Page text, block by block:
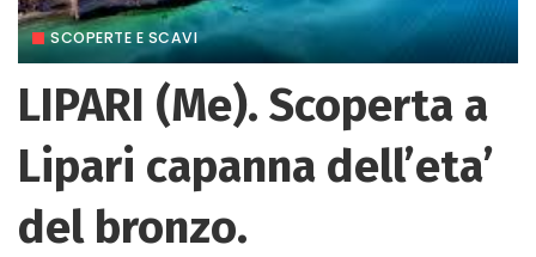
SCOPERTE E SCAVI
LIPARI (Me). Scoperta a
Lipari capanna dell’eta’
del bronzo.